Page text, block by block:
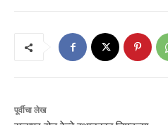
पूर्वीचा लेख